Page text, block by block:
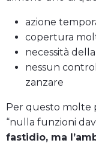
azione
copertura
necessità
nessun
zanzare
Per questo molte
“nulla funzioni
fastidio, ma